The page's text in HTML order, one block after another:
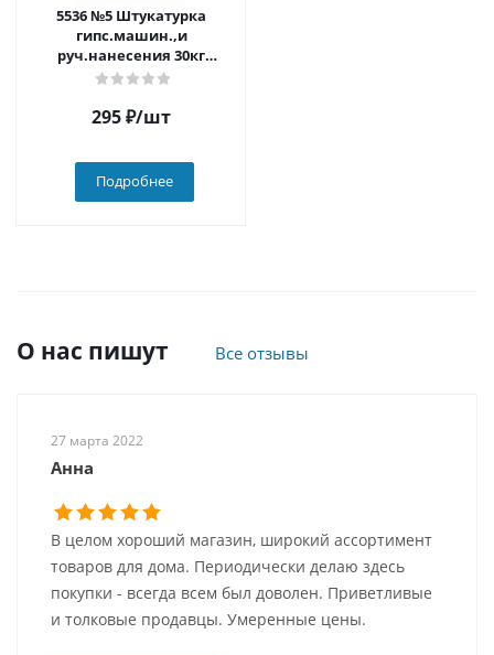
5536 №5 Штукатурка
гипс.машин.,и
руч.нанесения 30кг
(50шт./пал)
295₽/шт
Подробнее
О нас пишут Все отзывы
27 марта 2022
Анна
В целом хороший магазин, широкий ассортимент
товаров для дома. Периодически делаю здесь
покупки - всегда всем был доволен. Приветливые
и толковые продавцы. Умеренные цены.